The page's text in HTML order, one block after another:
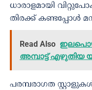
ധാരാളമായി
തിരക്ക് കണ്ടപ്പോൾ
Read Also
അമ്പാട്ട് എഴുതിയ
പരമ്പരാഗത